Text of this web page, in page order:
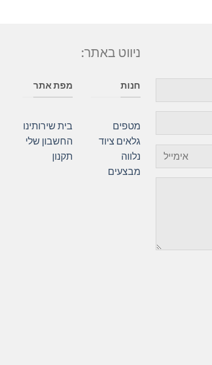
ניווט באתר:
חנות
מטפים
גלאים ציוד
נלווה
מבצעים
מפת אתר
בית שירותינו
החשבון שלי
תקנון